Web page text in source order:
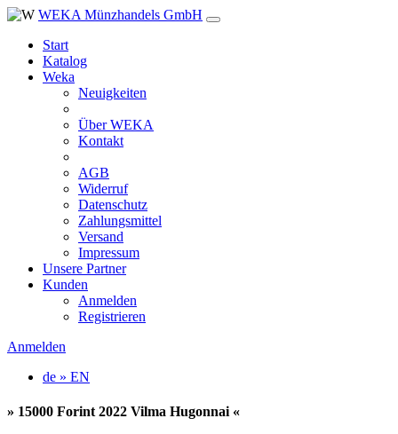
WEKA Münzhandels GmbH
Start
Katalog
Weka
Neuigkeiten
Über WEKA
Kontakt
AGB
Widerruf
Datenschutz
Zahlungsmittel
Versand
Impressum
Unsere Partner
Kunden
Anmelden
Registrieren
Anmelden
de » EN
» 15000 Forint 2022 Vilma Hugonnai «